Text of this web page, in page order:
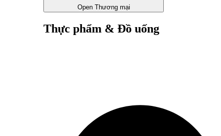
Open Thương mại
Thực phẩm & Đồ uống